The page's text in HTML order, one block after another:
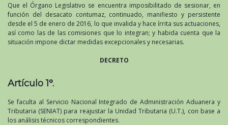
Que el Órgano Legislativo se encuentra imposibilitado de sesionar, en
función del desacato contumaz, continuado, manifiesto y persistente
desde el 5 de enero de 2016, lo que invalida y hace írrita sus actuaciones,
así como las de las comisiones que lo integran; y habida cuenta que la
situación impone dictar medidas excepcionales y necesarias.
DECRETO
Artículo 1°.
Se faculta al Servicio Nacional Integrado de Administración Aduanera y
Tributaria (SENIAT) para reajustar la Unidad Tributaria (U.T.), con base a
los análisis técnicos correspondientes.